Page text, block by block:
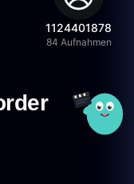
1124401878
84 Aufnahmen